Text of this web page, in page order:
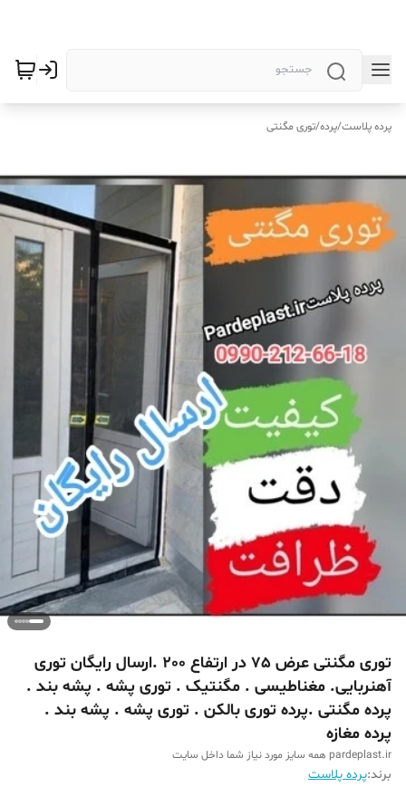
پرده پلاست/پرده/توری مگنتی
توری مگنتی عرض 75 در ارتفاع 200 .ارسال رایگان توری
آهنربایی. مغناطیسی . مگنتیک . توری پشه . پشه بند .
پرده مگنتی .پرده توری بالکن . توری پشه . پشه بند .
پرده مغازه
pardeplast.ir همه سایز مورد نیاز شما داخل سایت
برند:پرده پلاست